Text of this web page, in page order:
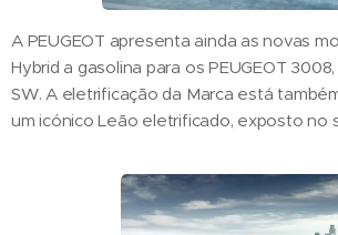
A PEUGEOT apresenta ainda as novas
Hybrid a gasolina para os PEUGEOT
SW. A eletrificação da Marca está
um icónico Leão eletrificado, exposto no